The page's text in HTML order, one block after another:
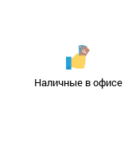
Наличные в офисе